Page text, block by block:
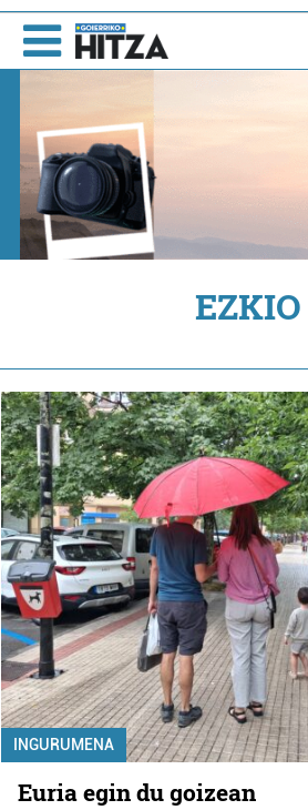
EZKIO
INGURUMENA
Euria egin du goizean